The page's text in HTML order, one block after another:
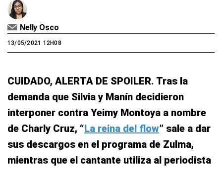
Nelly Osco
13/05/2021 12H08
CUIDADO, ALERTA DE SPOILER. Tras la
demanda que Silvia y Manín decidieron
interponer contra Yeimy Montoya a nombre
de Charly Cruz, “La reina del flow” sale a dar
sus descargos en el programa de Zulma,
mientras que el cantante utiliza al periodista